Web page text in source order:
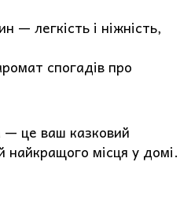
— легкість і ніжність,
спогадів про
— це ваш казковий
найкращого місця у домі.